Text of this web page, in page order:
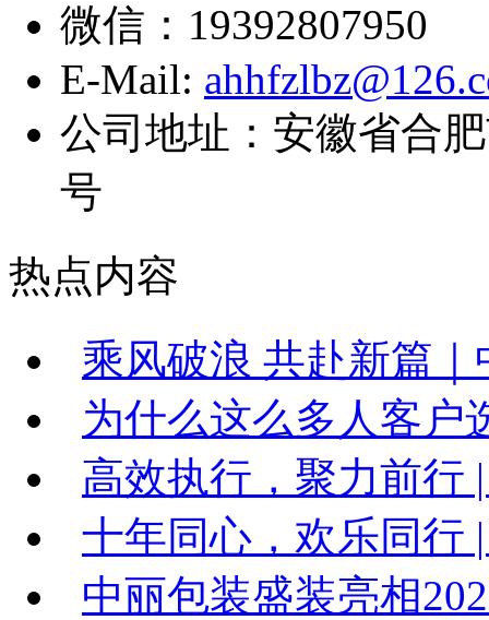
微信：19392807950
E-Mail:
公司地址：安徽省合
号
热点内容
乘风破浪 共赴新篇｜
为什么这么多人客户
高效执行，聚力前行
十年同心，欢乐同行
中丽包装盛装亮相